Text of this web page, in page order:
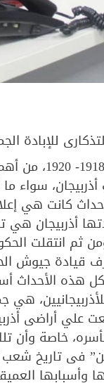
للإبادة
تعتبر
سواء
ومن ثم
قيادة جيوش
هذه
التي شهدها عام 1918،
خاصة
فى تاريخ